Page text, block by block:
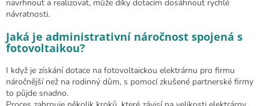
navrhnout a realizovat, může díky dotacím dosáhnout rychlé
návratnosti.
Jaká je administrativní náročnost spojená s
fotovoltaikou?
I když je získání dotace na fotovoltaickou elektrárnu pro firmu
náročnější než na rodinný dům, s pomocí zkušené partnerské firmy
to půjde snadno.